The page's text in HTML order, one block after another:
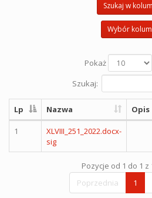
Szukaj w
Wybór
Pokaż
Szukaj:
Lp Nazwa Opis
1
XLVIII_251_2022.docx-
sig
Pozycje od 1 do 1 z
Poprzednia
1